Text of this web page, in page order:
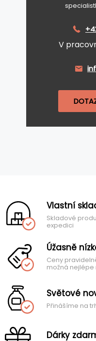
V
Vlastní
Skladové
expedici
Úžasně
Ceny
možná nejlépe
Světové
Přinášíme na
Dárky